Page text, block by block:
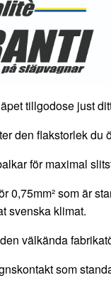
tillgodose just
den flakstorlek
för maximal
som är
svenska klimat.
välkända
som